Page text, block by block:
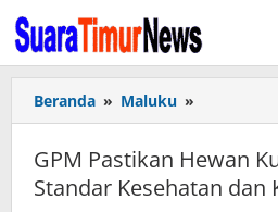
Lewati
ke
konten
Beranda » Maluku »
Pastikan
Kurban
Penuhi
GPM Pastikan Hewan
Standar Kesehatan dan